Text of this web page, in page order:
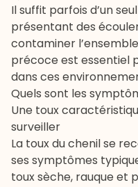
Il suffit parfois d’un
présentant des
contaminer
précoce est essentiel
dans ces
Quels sont les
Une toux
surveiller
La toux du chenil se
ses symptômes
toux sèche, rauque et